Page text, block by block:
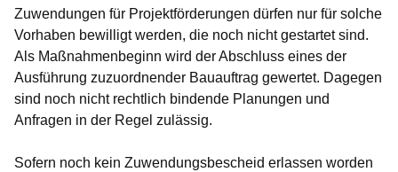
Zuwendungen für Projektförderungen dürfen nur für solche
Vorhaben bewilligt werden, die noch nicht gestartet sind.
Als Maßnahmenbeginn wird der Abschluss eines der
Ausführung zuzuordnender Bauauftrag gewertet. Dagegen
sind noch nicht rechtlich bindende Planungen und
Anfragen in der Regel zulässig.
Sofern noch kein Zuwendungsbescheid erlassen worden